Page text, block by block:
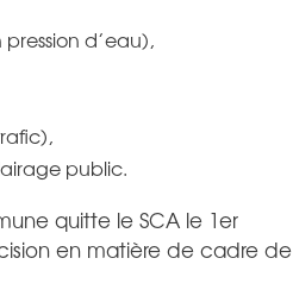
d’eau),
public.
quitte le SCA le 1er
en matière de cadre de